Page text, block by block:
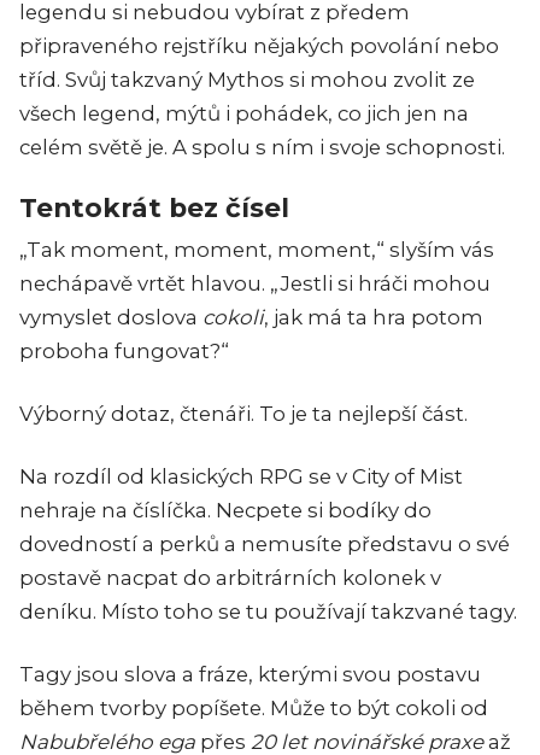
legendu si nebudou vybírat z předem
připraveného rejstříku nějakých povolání nebo
tříd. Svůj takzvaný Mythos si mohou zvolit ze
všech legend, mýtů i pohádek, co jich jen na
celém světě je. A spolu s ním i svoje schopnosti.
Tentokrát bez čísel
„Tak moment, moment, moment,“ slyším vás
nechápavě vrtět hlavou. „Jestli si hráči mohou
vymyslet doslova cokoli, jak má ta hra potom
proboha fungovat?“
Výborný dotaz, čtenáři. To je ta nejlepší část.
Na rozdíl od klasických RPG se v City of Mist
nehraje na číslíčka. Necpete si bodíky do
dovedností a perků a nemusíte představu o své
postavě nacpat do arbitrárních kolonek v
deníku. Místo toho se tu používají takzvané tagy.
Tagy jsou slova a fráze, kterými svou postavu
během tvorby popíšete. Může to být cokoli od
Nabubřelého ega přes 20 let novinářské praxeaž